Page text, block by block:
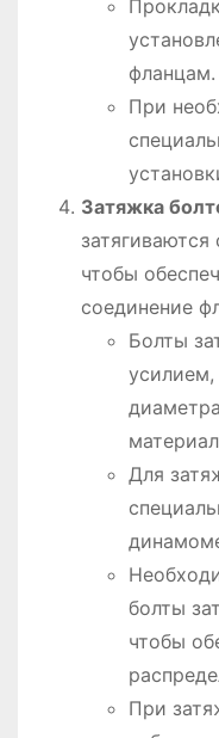
фланцам.
При
Затяжка
чтобы
соединение
Болты
усилием,
Для
болты
чтобы
При